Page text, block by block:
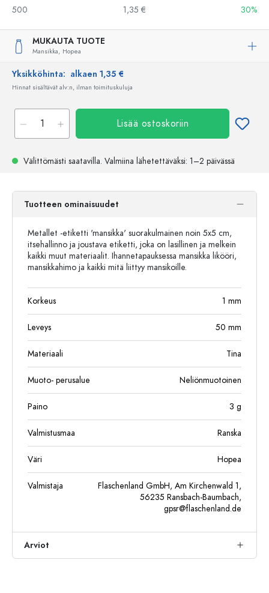
500
1,35 € 30%
MUKAUTA TUOTE
Mansikka, Hopea
Yksikköhinta: alkaen 1,35 €
Hinnat sisältävät alv:n, ilman toimituskuluja
Lisää ostoskoriin
Välittömästi saatavilla. Valmiina lähetettäväksi: 1–2 päivässä
Tuotteen ominaisuudet
Metallet -etiketti 'mansikka' suorakulmainen noin 5x5 cm,
itsehallinno ja joustava etiketti, joka on lasillinen ja melkein
kaikki muut materiaalit. Ihannetapauksessa mansikka likööri,
mansikkahimo ja kaikki mitä liittyy mansikoille.
Korkeus 1 mm
Leveys 50 mm
Materiaali Tina
Muoto- perusalue Neliönmuotoinen
Paino 3 g
Valmistusmaa Ranska
Väri Hopea
Valmistaja
Flaschenland GmbH, Am Kirchenwald 1,
56235 Ransbach-Baumbach,
gpsr@flaschenland.de
Arviot